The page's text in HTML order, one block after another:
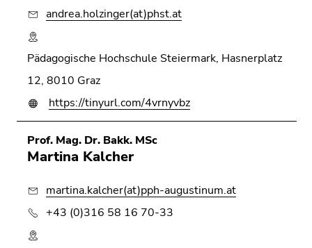
andrea.holzinger(at)phst.at
Pädagogische Hochschule Steiermark, Hasnerplatz
12, 8010 Graz
https://tinyurl.com/4vrnyvbz
Prof. Mag. Dr. Bakk. MSc
Martina Kalcher
martina.kalcher(at)pph-augustinum.at
+43 (0)316 58 16 70-33